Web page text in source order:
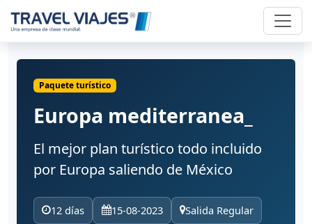
Paquete turístico
Europa mediterranea_
El mejor plan turístico todo incluido
por Europa saliendo de México
12 días 15-08-2023 Salida Regular